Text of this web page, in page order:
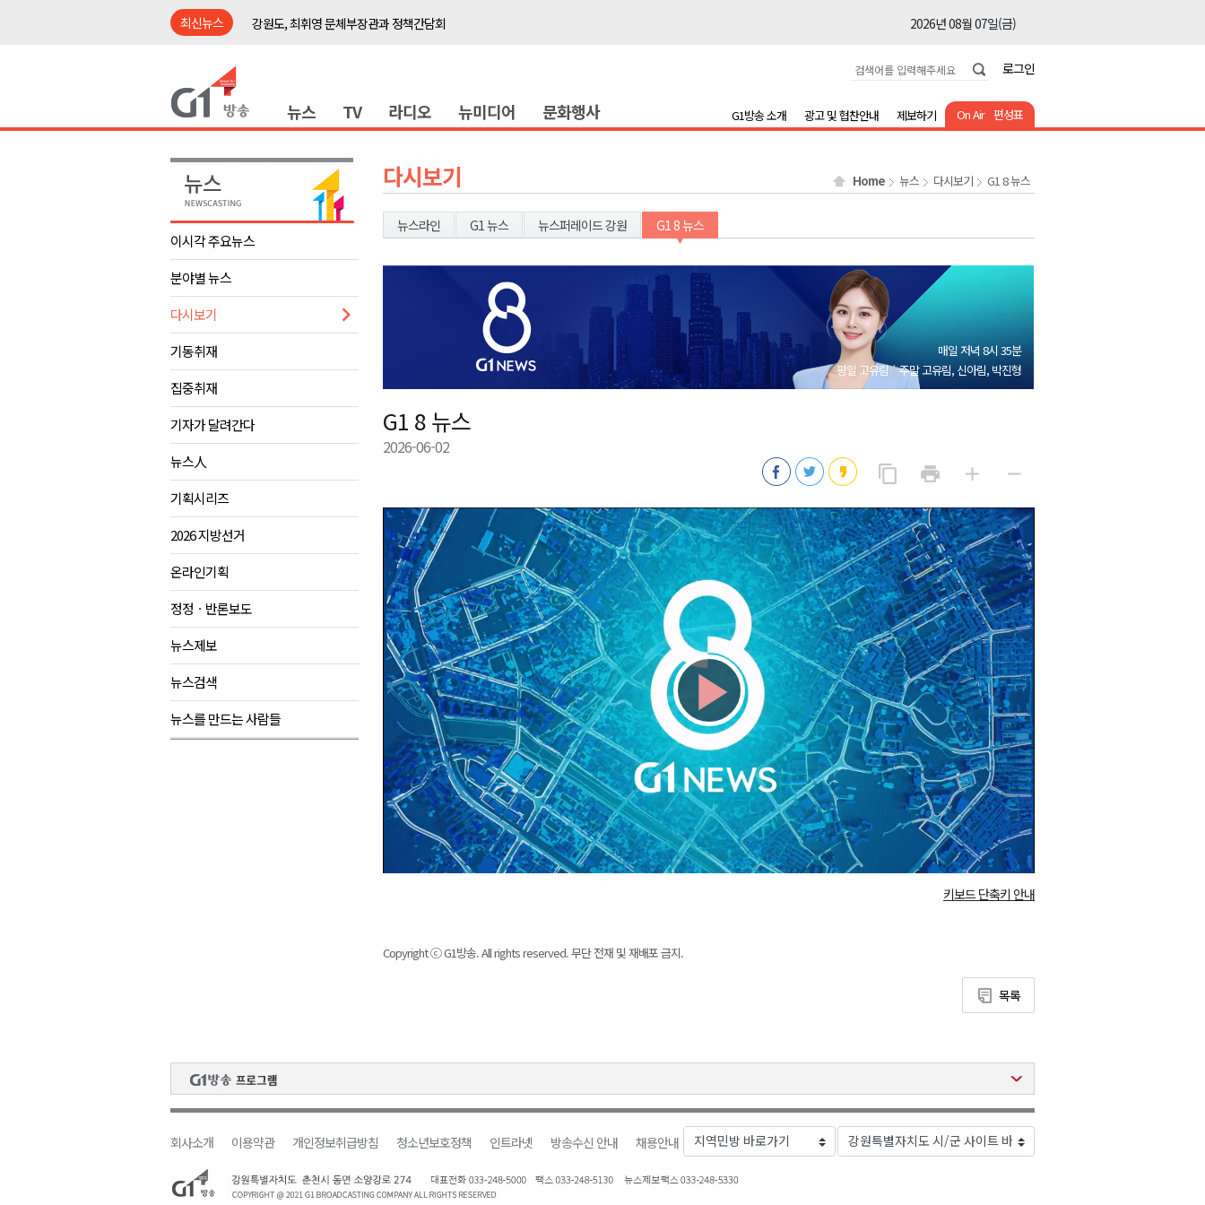
최신뉴스
강원도, 최휘영 문체부장관과 정책간담회
2026년 08월 07일(금)
2026년 08월 07일(금)
육동한 시장, 국제스케이트장 춘천 유치 건의
2026년 08월 07일(금)
삼척 공공산후조리원 이전 시급
강원자치도교육청 교감급 이상 387명 인사
2026년 08월 07일(금)
도-시군 첫 간담회..우상호 "하나된 공동체"
2026년 08월 07일(금)
강원도, 최휘영 문체부장관과 정책간담회
2026년 08월 07일(금)
이광재 국회 예결위원장, 강릉시 초청 특별 강연
2026년 08월 07일(금)
검찰청 폐지..해결 과제 산적
2026년 08월 07일(금)
영월군, 국·도비 확보 보고회 개최
삼척 공공산후조리원 이전 시급
강원자치도교육청 교감급 이상 387명 인사
2026년 08월 07일(금)
로그인
뉴스 TV 라디오 뉴미디어 문화행사 On Air 편성표
G1방송 소개 광고 및 협찬안내 제보하기
이시각 주요뉴스
분야별 뉴스
다시보기
기동취재
집중취재
기자가 달려간다
뉴스人
기획시리즈
2026 지방선거
온라인기획
정정ㆍ반론보도
뉴스제보
뉴스검색
뉴스를 만드는 사람들
다시보기 Home 뉴스 다시보기 G1 8 뉴스
뉴스라인 G1 뉴스 뉴스퍼레이드 강원 G1 8 뉴스
매일 저녁 8시 35분
평일 고유림
주말 고유림, 신아림, 박진형
G1 8 뉴스
2026-06-02
content_copy
사
print add
게
remove
게
Play
Video
키보드 단축키 안내
Copyright ⓒ G1방송. All rights reserved. 무단 전재 및 재배포 금지.
목록
회사소개 이용약관 개인정보취급방침 청소년보호정책 인트라넷 방송수신 안내 채용안내